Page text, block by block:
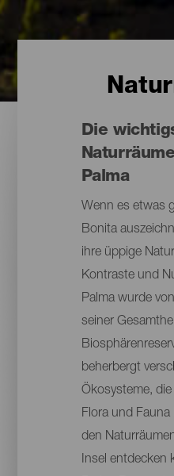
Die
Palma
Wenn es etwas
Bonita
ihre üppige
Kontraste und
Palma wurde
seiner
beherbergt
Ökosysteme,
Flora und Fauna
den
Insel entdecken